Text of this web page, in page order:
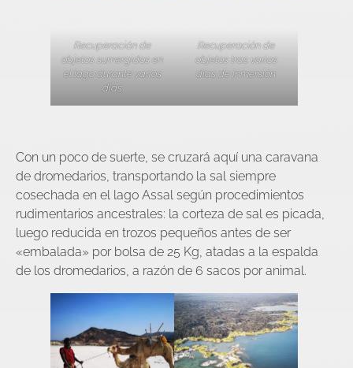
Recuperación de
objetos sumergidos en
el lago durante varios
días
Recuperación de
objetos tras varios
días de inmersión
Con un poco de suerte, se cruzará aquí una caravana
de dromedarios, transportando la sal siempre
cosechada en el lago Assal según procedimientos
rudimentarios ancestrales: la corteza de sal es picada,
luego reducida en trozos pequeños antes de ser
«embalada» por bolsa de 25 Kg, atadas a la espalda
de los dromedarios, a razón de 6 sacos por animal.